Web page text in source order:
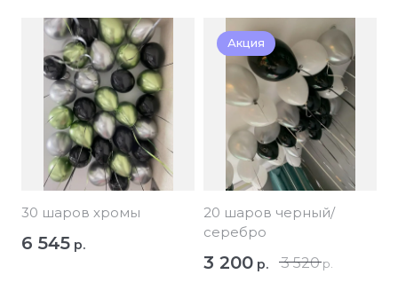
30 шаров хромы
6 545 р.
Акция
20 шаров черный/
серебро
3 520 р.
3 200 р.